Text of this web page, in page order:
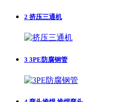
2 挤压三通机
3 3PE防腐钢管